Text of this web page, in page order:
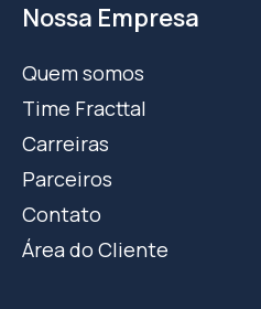
Nossa Empresa
Quem somos
Time Fracttal
Carreiras
Parceiros
Contato
Área do Cliente